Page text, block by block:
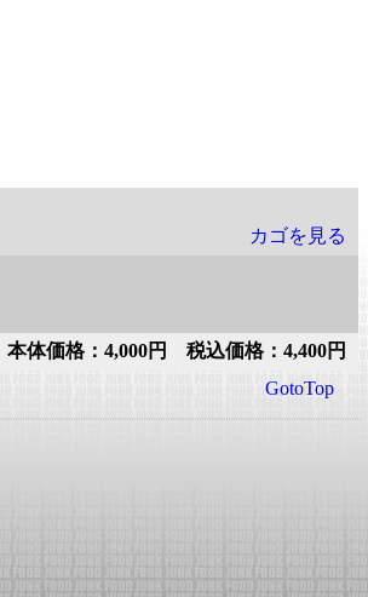
カゴを見る
本体価格：4,000円 税込価格：4,400円
GotoTop